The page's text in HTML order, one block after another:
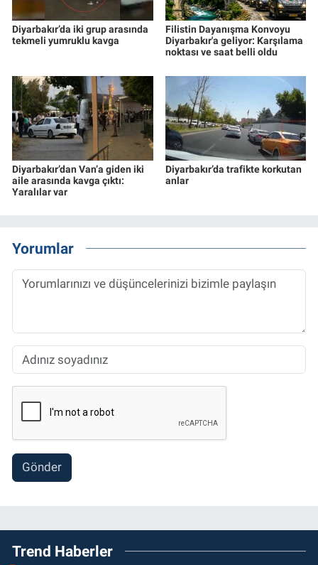
Diyarbakır’da iki grup arasında
tekmeli yumruklu kavga
Filistin Dayanışma Konvoyu
Diyarbakır'a geliyor: Karşılama
noktası ve saat belli oldu
Diyarbakır’dan Van’a giden iki
aile arasında kavga çıktı:
Yaralılar var
Diyarbakır’da trafikte korkutan
anlar
Yorumlar
Gönder
Trend Haberler